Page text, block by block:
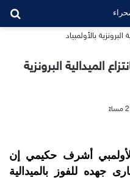
الميدالية البرونزية
أشرف حكيمي إن
جهده للفوز بالميدالية